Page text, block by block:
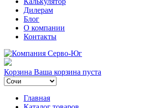
Дилерам
Блог
О компании
Контакты
Корзина Ваша корзина пуста
Главная